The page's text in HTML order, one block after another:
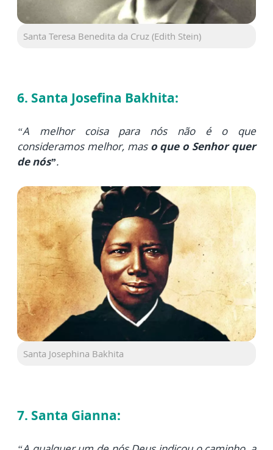
Santa Teresa Benedita da Cruz (Edith Stein)
6. Santa Josefina Bakhita:
“A melhor coisa para nós não é o que
consideramos melhor, mas o que o Senhor quer
de nós”.
Santa Josephina Bakhita
7. Santa Gianna: